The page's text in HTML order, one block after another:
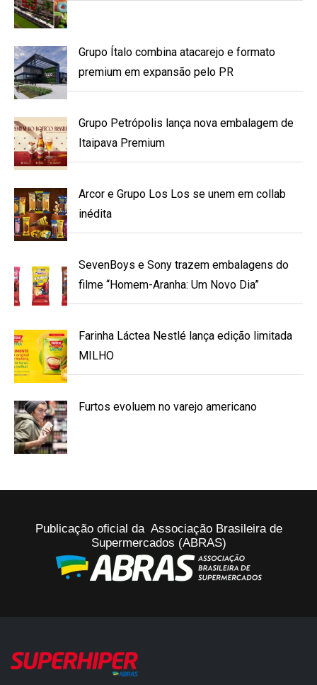
Grupo Ítalo combina atacarejo e formato
premium em expansão pelo PR
Grupo Petrópolis lança nova embalagem de
Itaipava Premium
Arcor e Grupo Los Los se unem em collab
inédita
SevenBoys e Sony trazem embalagens do
filme “Homem-Aranha: Um Novo Dia”
Farinha Láctea Nestlé lança edição limitada
MILHO
Furtos evoluem no varejo americano
Publicação oficial da Associação Brasileira de
Supermercados (ABRAS)